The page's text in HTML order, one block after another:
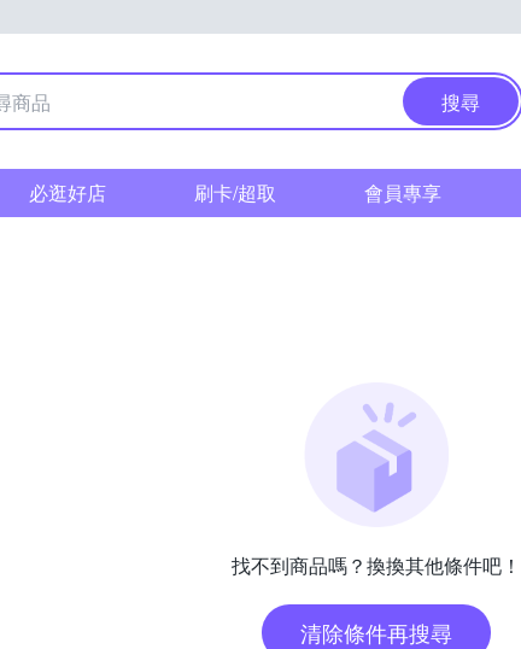
搜尋
必逛好店 刷卡/超取 會員專享
找不到商品嗎？換換其他條件吧！
清除條件再搜尋